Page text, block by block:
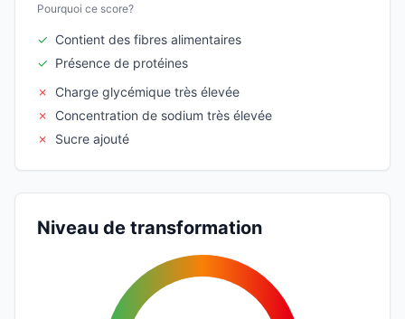
Pourquoi ce score?
✓ Contient des fibres alimentaires
✓ Présence de protéines
✗
Charge glycémique très élevée
✗
Concentration de sodium très élevée
✗
Sucre ajouté
Niveau de transformation